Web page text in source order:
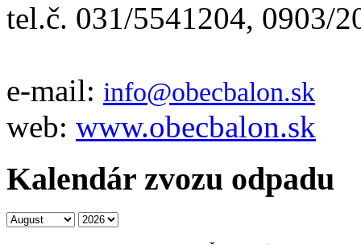
tel.č. 031/5541204, 0903/
e-mail: info@obecbalon.sk
web: www.obecbalon.sk
Kalendár zvozu odpadu